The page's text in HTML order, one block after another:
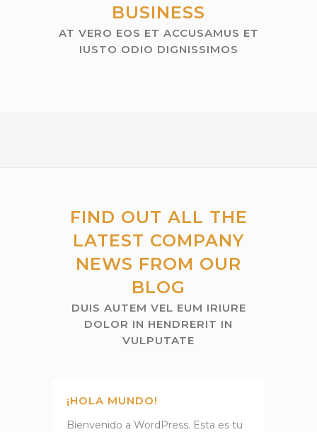
BUSINESS
AT VERO EOS ET ACCUSAMUS ET
IUSTO ODIO DIGNISSIMOS
FIND OUT ALL THE
LATEST COMPANY
NEWS FROM OUR
BLOG
DUIS AUTEM VEL EUM IRIURE
DOLOR IN HENDRERIT IN
VULPUTATE
¡HOLA MUNDO!
Bienvenido a WordPress. Esta es tu